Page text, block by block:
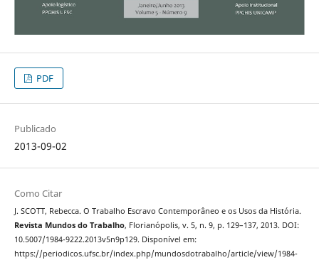
PDF
Publicado
2013-09-02
Como Citar
J. SCOTT, Rebecca. O Trabalho Escravo Contemporâneo e os Usos da História.
Revista Mundos do Trabalho, Florianópolis, v. 5, n. 9, p. 129–137, 2013. DOI:
10.5007/1984-9222.2013v5n9p129. Disponível em:
https://periodicos.ufsc.br/index.php/mundosdotrabalho/article/view/1984-